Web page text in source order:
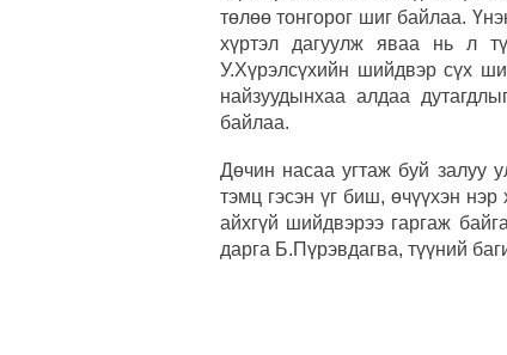
төлөө тонгорог шиг байлаа.
хүртэл дагуулж яваа нь л
У.Хүрэлсүхийн шийдвэр сүх
найзуудынхаа алдаа
байлаа.
Дөчин насаа угтаж буй залуу
тэмц гэсэн үг биш, өчүүхэн
айхгүй шийдвэрээ гаргаж
дарга Б.Пүрэвдагва, түүний